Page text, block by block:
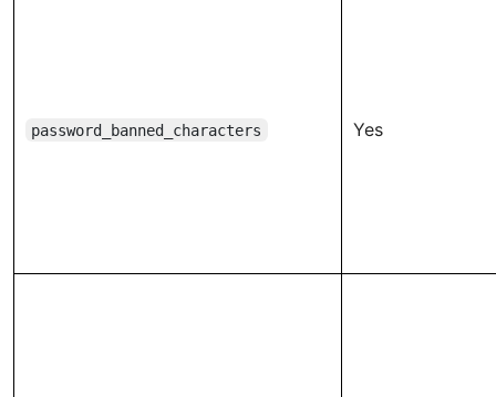
password_banned_characters Yes